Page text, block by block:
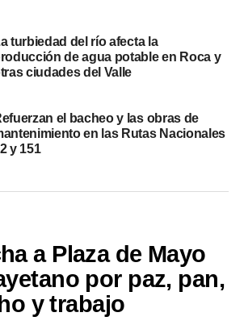
turbiedad del río afecta la
de agua potable en Roca y
ciudades del Valle
el bacheo y las obras de
en las Rutas Nacionales
y 151
a Plaza de Mayo
por paz, pan,
y trabajo